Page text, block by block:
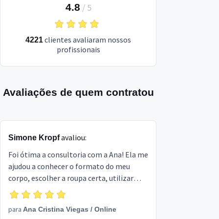
4.8 / 5
4221clientes avaliaram nossos
profissionais
Avaliações de quem contratou
Simone Kropfavaliou:
Foi ótima a consultoria com a Ana! Ela me
ajudou a conhecer o formato do meu
corpo, escolher a roupa certa, utilizar
mais acessórios, pensar e criar os meus
looks!
para Ana Cristina Viegas / Online